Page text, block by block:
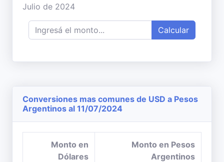
Julio de 2024
Calcular
Conversiones mas comunes de USD a Pesos
Argentinos al 11/07/2024
Monto en
Dólares
Monto en Pesos
Argentinos